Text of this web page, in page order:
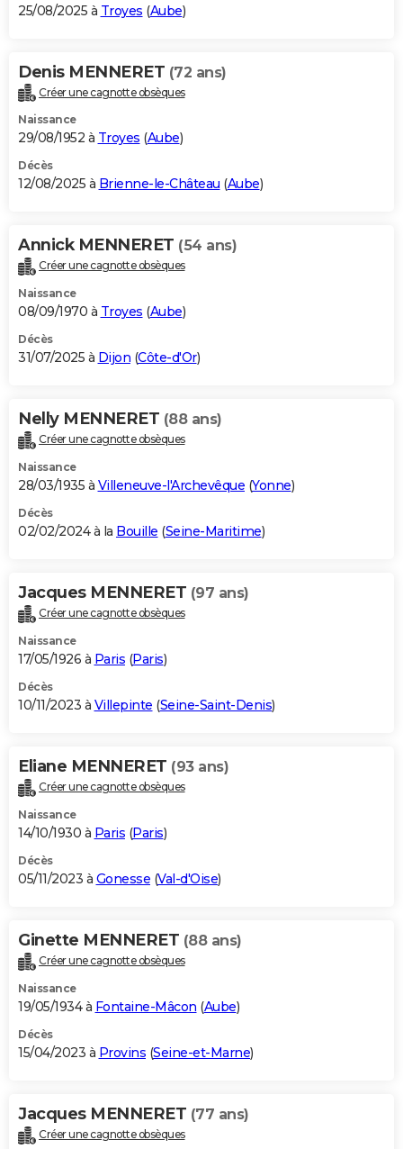
25/08/2025 à Troyes (Aube)
Denis MENNERET (72 ans)
Créer une cagnotte obsèques
Naissance
29/08/1952 à Troyes (Aube)
Décès
12/08/2025 à Brienne-le-Château (Aube)
Annick MENNERET (54 ans)
Créer une cagnotte obsèques
Naissance
08/09/1970 à Troyes (Aube)
Décès
31/07/2025 à Dijon (Côte-d'Or)
Nelly MENNERET (88 ans)
Créer une cagnotte obsèques
Naissance
28/03/1935 à Villeneuve-l'Archevêque (Yonne)
Décès
02/02/2024 à la Bouille (Seine-Maritime)
Jacques MENNERET (97 ans)
Créer une cagnotte obsèques
Naissance
17/05/1926 à Paris (Paris)
Décès
10/11/2023 à Villepinte (Seine-Saint-Denis)
Eliane MENNERET (93 ans)
Créer une cagnotte obsèques
Naissance
14/10/1930 à Paris (Paris)
Décès
05/11/2023 à Gonesse (Val-d'Oise)
Ginette MENNERET (88 ans)
Créer une cagnotte obsèques
Naissance
19/05/1934 à Fontaine-Mâcon (Aube)
Décès
15/04/2023 à Provins (Seine-et-Marne)
Jacques MENNERET (77 ans)
Créer une cagnotte obsèques